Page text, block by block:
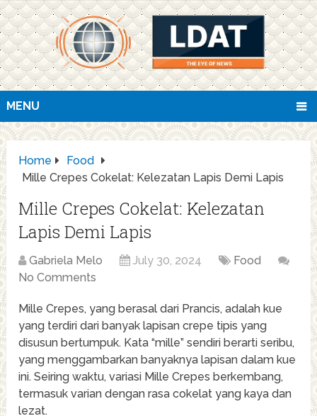
MENU
Home
Food
Mille Crepes Cokelat: Kelezatan Lapis Demi Lapis
Mille Crepes Cokelat: Kelezatan
Lapis Demi Lapis
Gabriela Melo July 30, 2024
Food
No Comments
Mille Crepes, yang berasal dari Prancis, adalah kue
yang terdiri dari banyak lapisan crepe tipis yang
disusun bertumpuk. Kata “mille” sendiri berarti seribu,
yang menggambarkan banyaknya lapisan dalam kue
ini. Seiring waktu, variasi Mille Crepes berkembang,
termasuk varian dengan rasa cokelat yang kaya dan
lezat.